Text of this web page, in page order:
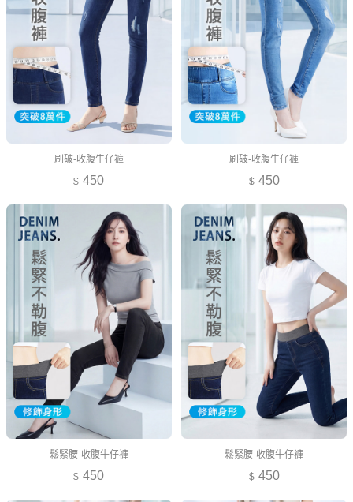
刷破-收腹牛仔褲
450
刷破-收腹牛仔褲
450
鬆緊腰-收腹牛仔褲
450
鬆緊腰-收腹牛仔褲
450